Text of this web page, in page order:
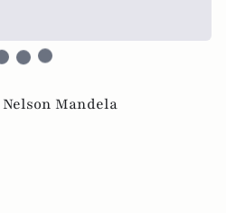
Nelson Mandela